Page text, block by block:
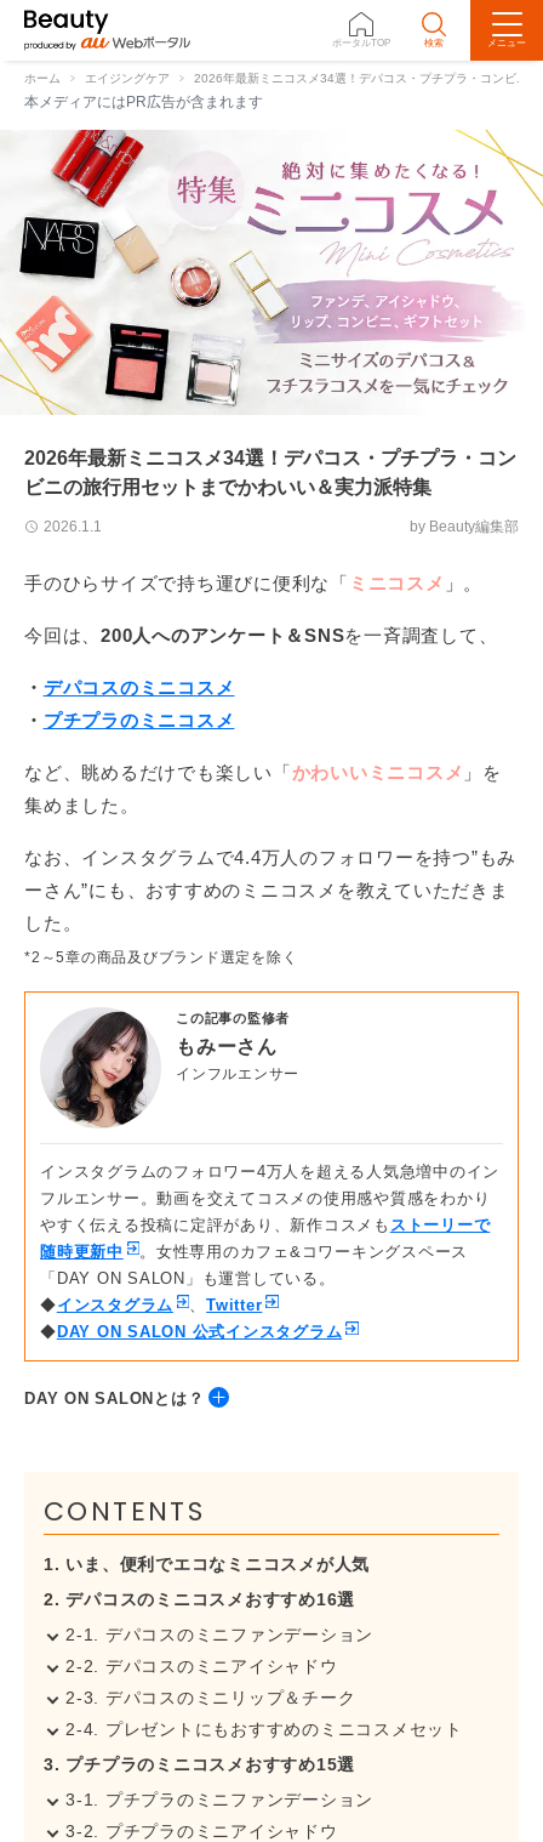
ポータルTOP 検索 メニュー
ホーム エイジングケア 2026年最新ミニコスメ34選！デパコス・プチプラ・コンビニ
本メディアにはPR広告が含まれます
2026年最新ミニコスメ34選！デパコス・プチプラ・コン
ビニの旅行用セットまでかわいい＆実力派特集
2026.1.1 by Beauty編集部
手のひらサイズで持ち運びに便利な「 ミニコスメ 」。
今回は、 200人へのアンケート＆SNSを一斉調査して、
・ デパコスのミニコスメ
・ プチプラのミニコスメ
など、眺めるだけでも楽しい「かわいいミニコスメ 」を
集めました。
なお、インスタグラムで4.4万人のフォロワーを持つ”もみ
ーさん”にも、おすすめのミニコスメを教えていただきま
した。
*2～5章の商品及びブランド選定を除く
この記事の監修者
もみーさん
インフルエンサー
インスタグラムのフォロワー4万人を超える人気急増中のイン
フルエンサー。動画を交えてコスメの使用感や質感をわかり
やすく伝える投稿に定評があり、新作コスメも ストーリーで
随時更新中
。女性専用のカフェ&コワーキングスペース
「DAY ON SALON」も運営している。
◆インスタグラム 、Twitter
◆DAY ON SALON 公式インスタグラム
DAY ON SALONとは？
Wi-Fi・電源はもちろん、美容
系サンプルやLEDリングライ
トなど女性にうれしい充実の
アメニティが1時間500円（フ
す。
CONTENTS
1. いま、便利でエコなミニコスメが人気
2. デパコスのミニコスメおすすめ16選
2-1. デパコスのミニファンデーション
2-2. デパコスのミニアイシャドウ
2-3. デパコスのミニリップ＆チーク
2-4. プレゼントにもおすすめのミニコスメセット
3. プチプラのミニコスメおすすめ15選
3-1. プチプラのミニファンデーション
3-2. プチプラのミニアイシャドウ